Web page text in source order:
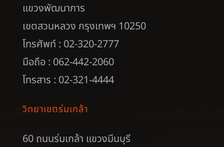
แขวงพัฒนาการ
เขตสวนหลวง กรุงเทพฯ 10250
โทรศัพท์ : 02-320-2777
มือถือ : 062-442-2060
โทรสาร : 02-321-4444
วิทยาเขตร่มเกล้า
60 ถนนร่มเกล้า แขวงมีนบุรี